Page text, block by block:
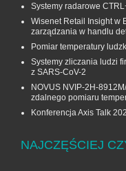
Systemy radarowe
Wisenet Retail Insight w
zarządzania w handlu
Pomiar temperatury
Systemy zliczania ludzi
z SARS-CoV-2
NOVUS NVIP-2H-
zdalnego pomiaru
Konferencja Axis Talk
NAJCZĘŚCIEJ